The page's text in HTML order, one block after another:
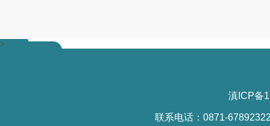
>
滇ICP备
联系电话：0871-